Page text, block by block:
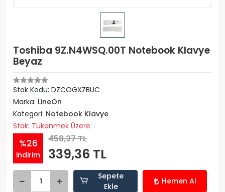
Toshiba 9Z.N4WSQ.00T Notebook Klavye
Beyaz
Stok Kodu: DZCOGXZBUC
Marka: LineOn
Kategori: Notebook Klavye
Stok: Tükenmek Üzere
%26
indirim
458,37 TL
339,36 TL
Sepete
Ekle
Hemen Al